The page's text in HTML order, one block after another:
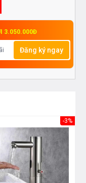
3.050.000Đ
Đăng ký ngay
-3%